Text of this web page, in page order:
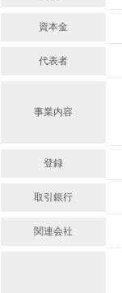
資本金
代表者
事業内容
登録
取引銀行
関連会社